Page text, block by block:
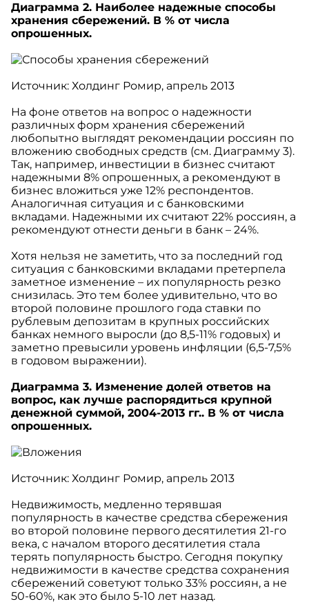
Диаграмма 2. Наиболее надежные способы
хранения сбережений. В % от числа
опрошенных.
Источник: Холдинг Ромир, апрель 2013
На фоне ответов на вопрос о надежности
различных форм хранения сбережений
любопытно выглядят рекомендации россиян по
вложению свободных средств (см. Диаграмму 3).
Так, например, инвестиции в бизнес считают
надежными 8% опрошенных, а рекомендуют в
бизнес вложиться уже 12% респондентов.
Аналогичная ситуация и с банковскими
вкладами. Надежными их считают 22% россиян, а
рекомендуют отнести деньги в банк – 24%.
Хотя нельзя не заметить, что за последний год
ситуация с банковскими вкладами претерпела
заметное изменение – их популярность резко
снизилась. Это тем более удивительно, что во
второй половине прошлого года ставки по
рублевым депозитам в крупных российских
банках немного выросли (до 8,5-11% годовых) и
заметно превысили уровень инфляции (6,5-7,5%
в годовом выражении).
Диаграмма 3. Изменение долей ответов на
вопрос, как лучше распорядиться крупной
денежной суммой, 2004-2013 гг.. В % от числа
опрошенных.
Источник: Холдинг Ромир, апрель 2013
Недвижимость, медленно терявшая
популярность в качестве средства сбережения
во второй половине первого десятилетия 21-го
века, с началом второго десятилетия стала
терять популярность быстро. Сегодня покупку
недвижимости в качестве средства сохранения
сбережений советуют только 33% россиян, а не
50-60%, как это было 5-10 лет назад.